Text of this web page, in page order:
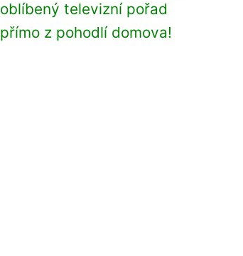
oblíbený televizní pořad
přímo z pohodlí domova!